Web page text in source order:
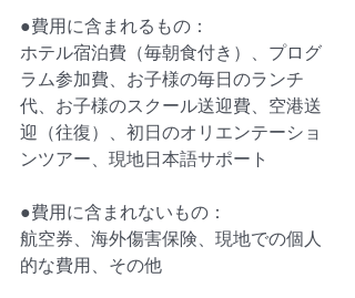
●費用に含まれるもの：
ホテル宿泊費（毎朝食付き）、プログ
ラム参加費、お子様の毎日のランチ
代、お子様のスクール送迎費、空港送
迎（往復）、初日のオリエンテーショ
ンツアー、現地日本語サポート
●費用に含まれないもの：
航空券、海外傷害保険、現地での個人
的な費用、その他